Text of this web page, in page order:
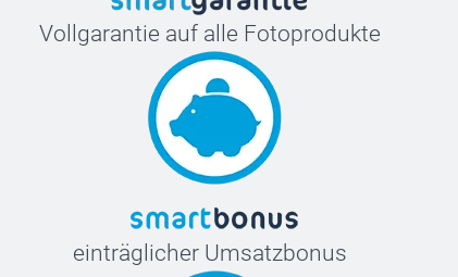
Vollgarantie auf alle Fotoprodukte
einträglicher Umsatzbonus